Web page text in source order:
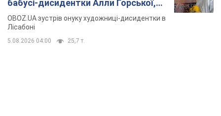
бабусі-дисидентки Алли Горської,
критику Дмитра Стуса та втечу в
Португалію з 5 дітьми
OBOZ.UA зустрів онуку художниці-дисидентки в
Лісабоні
5.08.2026 04:00 25,7 т.